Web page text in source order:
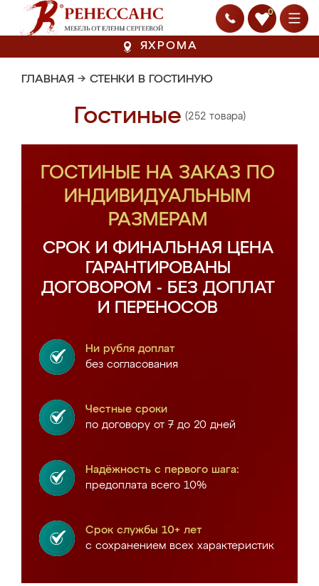
0
ЯХРОМА
ГЛАВНАЯ → СТЕНКИ В ГОСТИНУЮ
Гостиные (252 товара)
ГОСТИНЫЕ НА ЗАКАЗ ПО
ИНДИВИДУАЛЬНЫМ
РАЗМЕРАМ
СРОК И ФИНАЛЬНАЯ ЦЕНА
ГАРАНТИРОВАНЫ
ДОГОВОРОМ - БЕЗ ДОПЛАТ
И ПЕРЕНОСОВ
Ни рубля доплат
без согласования
Честные сроки
по договору от 7 до 20 дней
Надёжность с первого шага:
предоплата всего 10%
Срок службы 10+ лет
с сохранением всех характеристик